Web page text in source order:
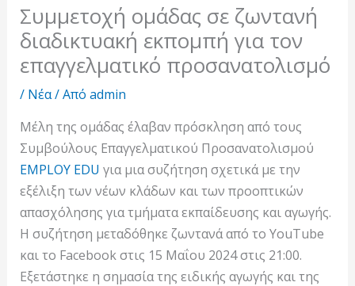
Συμμετοχή ομάδας σε ζωντανή
διαδικτυακή εκπομπή για τον
επαγγελματικό προσανατολισμό
/ Νέα/ Από admin
Μέλη της ομάδας έλαβαν πρόσκληση από τους
Συμβούλους Επαγγελματικού Προσανατολισμού
EMPLOY EDU για μια συζήτηση σχετικά με την
εξέλιξη των νέων κλάδων και των προοπτικών
απασχόλησης για τμήματα εκπαίδευσης και αγωγής.
Η συζήτηση μεταδόθηκε ζωντανά από το YouTube
και το Facebook στις 15 Μαΐου 2024 στις 21:00.
Εξετάστηκε η σημασία της ειδικής αγωγής και της